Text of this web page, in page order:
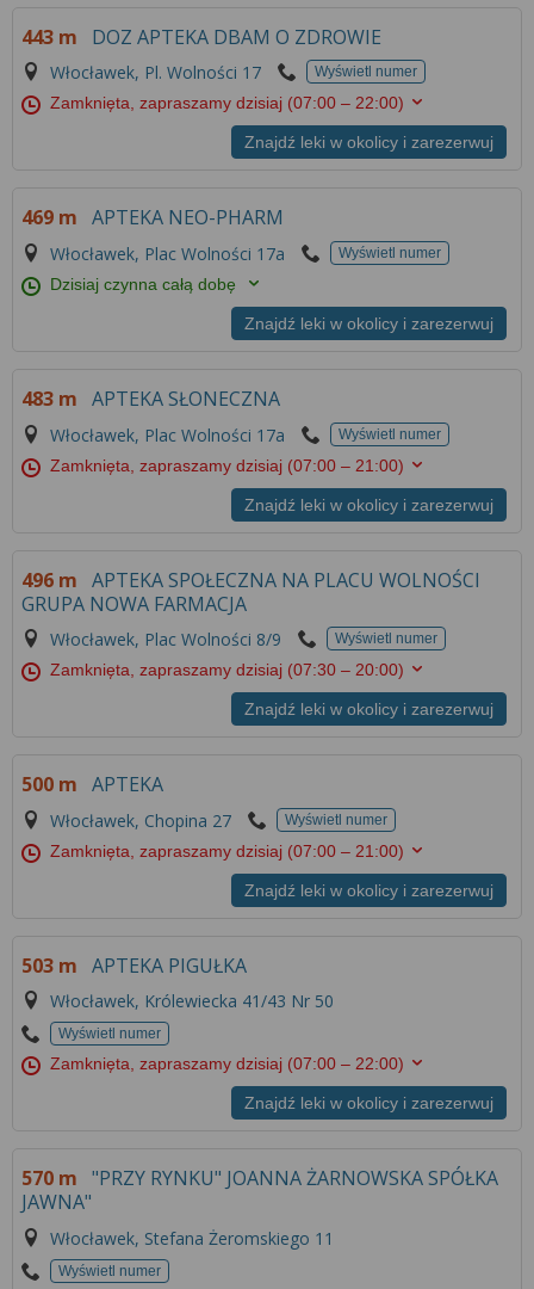
443 m DOZ APTEKA DBAM O ZDROWIE
Włocławek, Pl. Wolności 17 Wyświetl numer
Zamknięta, zapraszamy dzisiaj (07:00 – 22:00)
Znajdź leki w okolicy i zarezerwuj
469 m APTEKA NEO-PHARM
Włocławek, Plac Wolności 17a Wyświetl numer
Dzisiaj czynna całą dobę
Znajdź leki w okolicy i zarezerwuj
483 m APTEKA SŁONECZNA
Włocławek, Plac Wolności 17a Wyświetl numer
Zamknięta, zapraszamy dzisiaj (07:00 – 21:00)
Znajdź leki w okolicy i zarezerwuj
496 m APTEKA SPOŁECZNA NA PLACU WOLNOŚCI
GRUPA NOWA FARMACJA
Włocławek, Plac Wolności 8/9 Wyświetl numer
Zamknięta, zapraszamy dzisiaj (07:30 – 20:00)
Znajdź leki w okolicy i zarezerwuj
500 m APTEKA
Włocławek, Chopina 27 Wyświetl numer
Zamknięta, zapraszamy dzisiaj (07:00 – 21:00)
Znajdź leki w okolicy i zarezerwuj
503 m APTEKA PIGUŁKA
Włocławek, Królewiecka 41/43 Nr 50
Wyświetl numer
Zamknięta, zapraszamy dzisiaj (07:00 – 22:00)
Znajdź leki w okolicy i zarezerwuj
570 m "PRZY RYNKU" JOANNA ŻARNOWSKA SPÓŁKA
JAWNA"
Włocławek, Stefana Żeromskiego 11
Wyświetl numer
narzędzi zewnętrznych w naszym serwisie
znajdziesz wRegulaminie Serwisu.